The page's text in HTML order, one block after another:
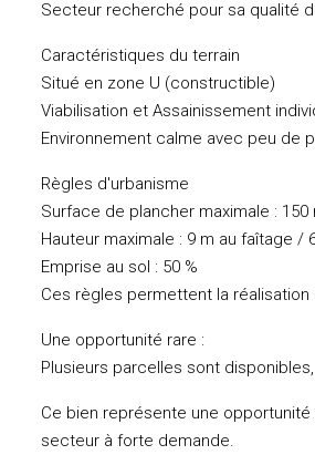
Secteur recherché pour sa qualité
Caractéristiques du terrain
Situé en zone U (constructible)
Viabilisation et Assainissement
Environnement calme avec peu de
Règles d'urbanisme
Surface de plancher maximale : 150
Hauteur maximale : 9 m au faîtage /
Emprise au sol : 50 %
Ces règles permettent la
Une opportunité rare :
Plusieurs parcelles sont
Ce bien représente une
secteur à forte demande.